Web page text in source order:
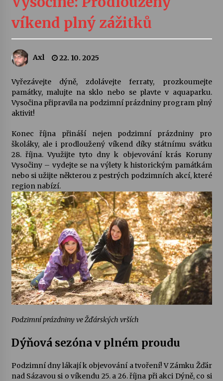
Veselí muzikanti
30. 7. 2026
šedesátka: 28. 7.–1. 8. 2026
28. 7. 2026
28. 7. 2026
Votavžatský ploty
23. 7. 2026
Letní koncerty ve Stromovce: Rufus Miller
22. 7. 2026
Vysočinka
17. 7. 2026
Ozvěny prázdnin
Za kulturou kousek za Humpolec. V Želivě ožije
13. 7. 2026
víkend plný zážitků
Axl 22. 10. 2025
Vyřezávejte dýně, zdolávejte ferraty, prozkoumejte
památky, malujte na sklo nebo se plavte v aquaparku.
Vysočina připravila na podzimní prázdniny program plný
aktivit!
Konec října přináší nejen podzimní prázdniny pro
školáky, ale i prodloužený víkend díky státnímu svátku
28. října. Využijte tyto dny k objevování krás Koruny
Vysočiny – vydejte se na výlety k historickým památkám
nebo si užijte některou z pestrých podzimních akcí, které
region nabízí.
Podzimní prázdniny ve Žďárských vrších
Dýňová sezóna v plném proudu
Podzimní dny lákají k objevování a tvoření! V Zámku Žďár
nad Sázavou si o víkendu 25. a 26. října při akci Dýně, co si